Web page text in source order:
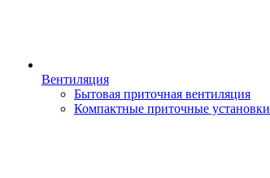
Вентиляция
Бытовая приточная вентиляция
Компактные приточные установки